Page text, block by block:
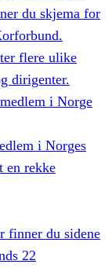
du skjema for
flere ulike
dirigenter.
i Norge
i Norges
en rekke
finner du sidene
22